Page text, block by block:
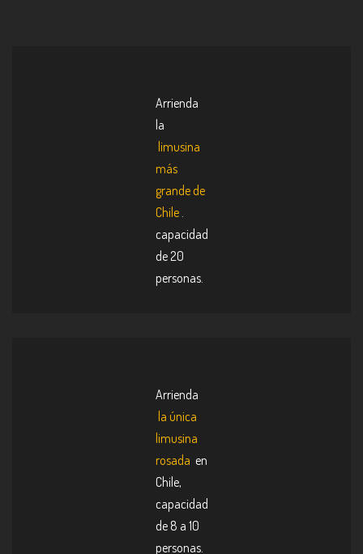
Arrienda
la
limusina
más
grande de
Chile
capacidad
de 20
personas.
Arrienda
la única
limusina
rosada en
Chile,
capacidad
de 8 a 10
personas.